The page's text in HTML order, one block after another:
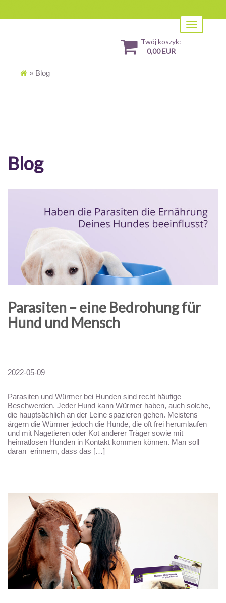
Toggle
navigation
Twój koszyk:
0,00 EUR
» Blog
Blog
Parasiten – eine Bedrohung für
Hund und Mensch
2022-05-09
Parasiten und Würmer bei Hunden sind recht häufige
Beschwerden. Jeder Hund kann Würmer haben, auch solche,
die hauptsächlich an der Leine spazieren gehen. Meistens
ärgern die Würmer jedoch die Hunde, die oft frei herumlaufen
und mit Nagetieren oder Kot anderer Träger sowie mit
heimatlosen Hunden in Kontakt kommen können. Man soll
daran erinnern, dass das […]